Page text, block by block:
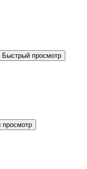
Быстрый просмотр
просмотр